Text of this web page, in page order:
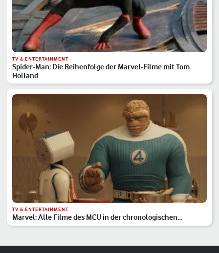
TV & ENTERTAINMENT
Spider-Man: Die Reihenfolge der Marvel-Filme mit Tom
Holland
TV & ENTERTAINMENT
Marvel: Alle Filme des MCU in der chronologischen
Reihenfolge